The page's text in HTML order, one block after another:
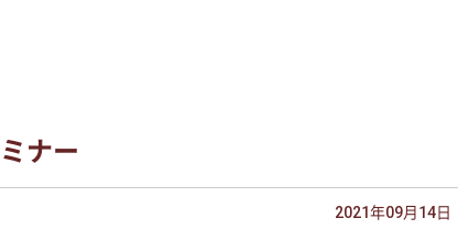
ナー
2021年09月14日